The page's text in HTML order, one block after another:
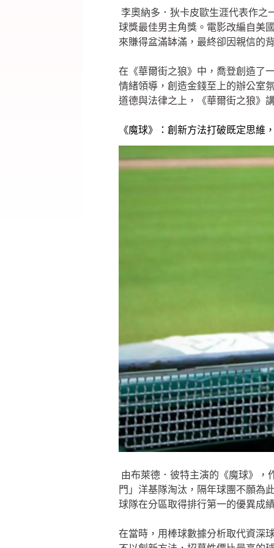
李奧納多．狄卡皮歐生涯代表作之
球獎最佳男主角獎。電影改編自美
來賺得盆滿缽滿，最終卻因親信的
在《華爾街之狼》中，喬登創造了
情緒領導，創造金錢至上的辦公室
道德與法律之上，《華爾街之狼》
《魔球》：創新方法打破既定思維
由布萊德．彼特主演的《魔球》，
門」洋基隊淘汰，隔年球團不願為
球隊在分區取得排行第一的優異成
在當時，用棒球數據分析取代資深